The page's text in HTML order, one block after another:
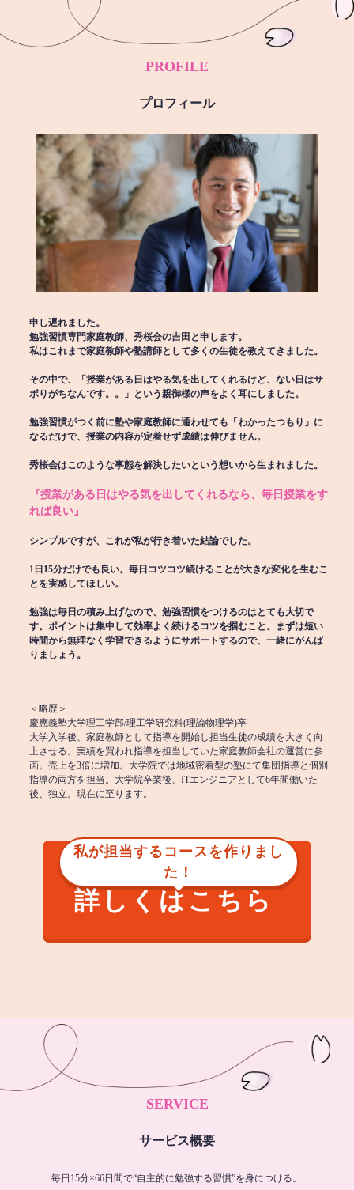
PROFILE
プロフィール
申し遅れました。
勉強習慣専門家庭教師、秀桜会の吉田と申します。
私はこれまで家庭教師や塾講師として多くの生徒を教えてきました。
その中で、「授業がある日はやる気を出してくれるけど、ない日はサ
ボりがちなんです。。」という親御様の声をよく耳にしました。
勉強習慣がつく前に塾や家庭教師に通わせても「わかったつもり」に
なるだけで、授業の内容が定着せず成績は伸びません。
秀桜会はこのような事態を解決したいという想いから生まれました。
『授業がある日はやる気を出してくれるなら、毎日授業をす
れば良い』
シンプルですが、これが私が行き着いた結論でした。
1日15分だけでも良い。毎日コツコツ続けることが大きな変化を生むこ
とを実感してほしい。
勉強は毎日の積み上げなので、勉強習慣をつけるのはとても大切で
す。ポイントは集中して効率よく続けるコツを掴むこと。まずは短い
時間から無理なく学習できるようにサポートするので、一緒にがんば
りましょう。
＜略歴＞
慶應義塾大学理工学部/理工学研究科(理論物理学)卒
大学入学後、家庭教師として指導を開始し担当生徒の成績を大きく向
上させる。実績を買われ指導を担当していた家庭教師会社の運営に参
画。売上を3倍に増加。大学院では地域密着型の塾にて集団指導と個別
指導の両方を担当。大学院卒業後、ITエンジニアとして6年間働いた
後、独立。現在に至ります。
私が担当するコースを作りまし
た！
詳しくはこちら
SERVICE
サービス概要
毎日15分×66日間で“自主的に勉強する習慣”を身につける。